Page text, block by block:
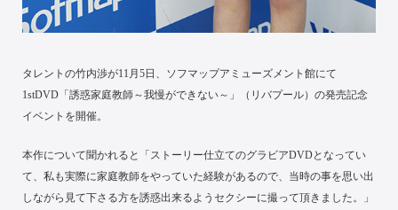
タレントの竹内渉が11月5日、ソフマップアミューズメント館にて
1stDVD「誘惑家庭教師～我慢ができない～」（リバプール）の発売記念
イベントを開催。
本作について聞かれると「ストーリー仕立てのグラビアDVDとなってい
て、私も実際に家庭教師をやっていた経験があるので、当時の事を思い出
しながら見て下さる方を誘惑出来るようセクシーに撮って頂きました。」